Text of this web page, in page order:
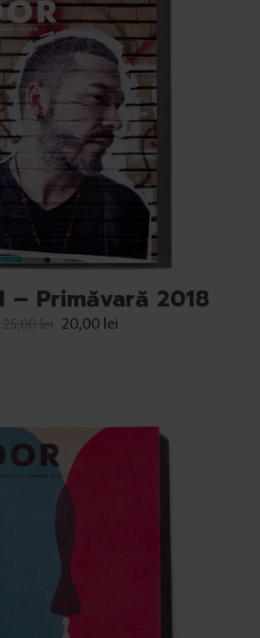
– Primăvară 2018
25,00lei 20,00lei